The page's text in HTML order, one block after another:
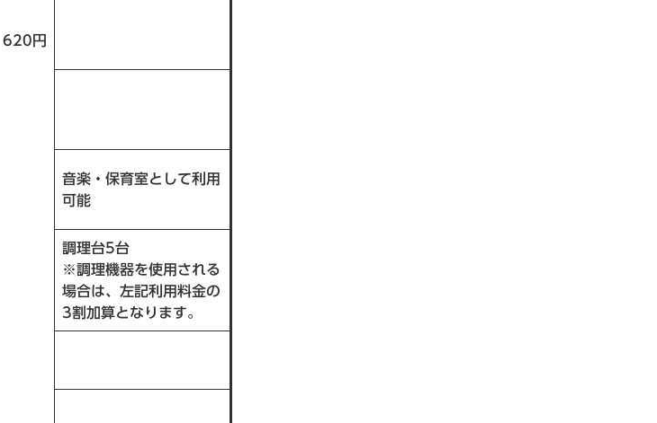
620円
音楽・保育室として利用
可能
調理台5台
※調理機器を使用される
場合は、左記利用料金の
3割加算となります。